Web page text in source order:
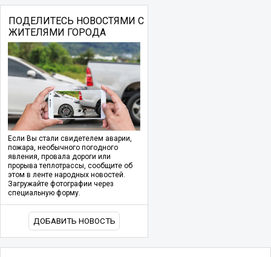
ПОДЕЛИТЕСЬ НОВОСТЯМИ С
ЖИТЕЛЯМИ ГОРОДА
Если Вы стали свидетелем аварии,
пожара, необычного погодного
явления, провала дороги или
прорыва теплотрассы, сообщите об
этом в ленте народных новостей.
Загружайте фотографии через
специальную форму.
ДОБАВИТЬ НОВОСТЬ